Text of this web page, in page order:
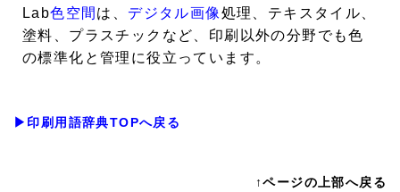
Lab色空間 は、 デジタル画像処理、テキスタイル、
塗料、プラスチックなど、印刷以外の分野でも色
の標準化と管理に役立っています。
▶印刷用語辞典TOPへ戻る
↑ページの上部へ戻る